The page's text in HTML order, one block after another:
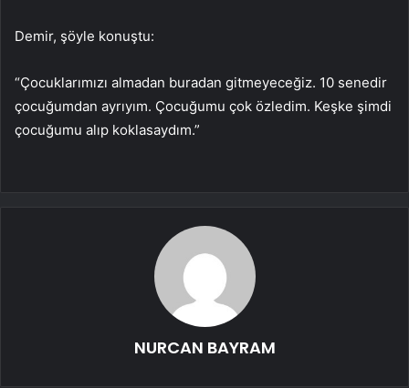
Demir, şöyle konuştu:
“Çocuklarımızı almadan buradan gitmeyeceğiz. 10 senedir
çocuğumdan ayrıyım. Çocuğumu çok özledim. Keşke şimdi
çocuğumu alıp koklasaydım.”
NURCAN BAYRAM